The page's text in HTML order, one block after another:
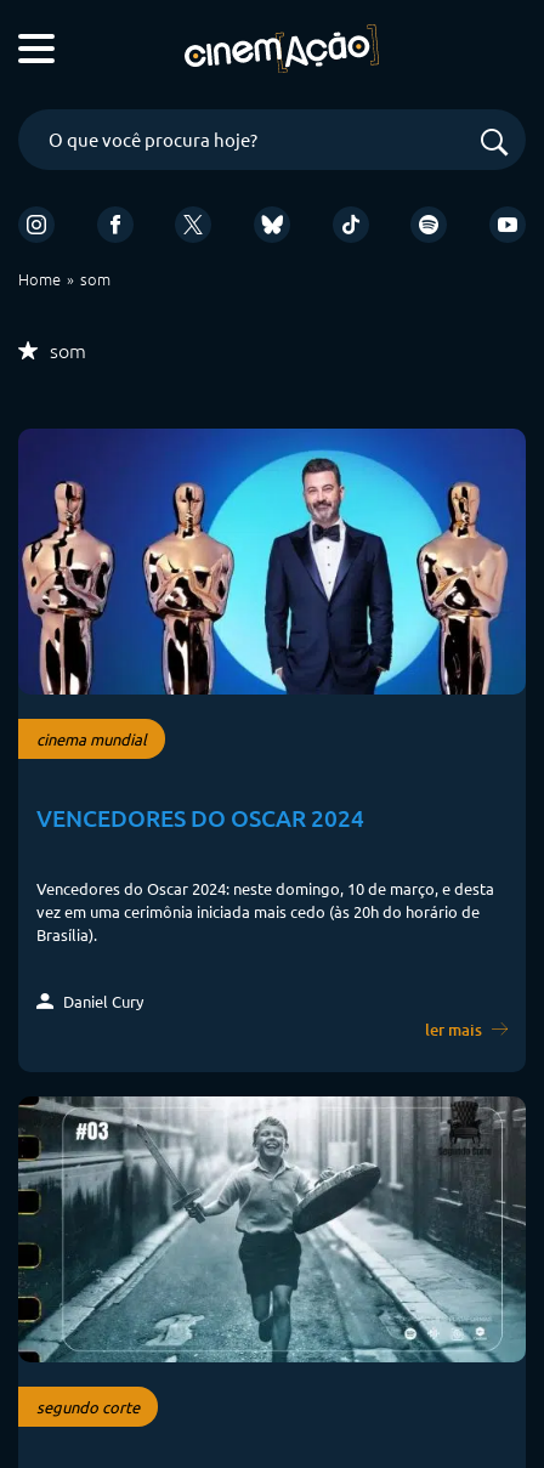
Home som
som
cinema mundial
VENCEDORES DO OSCAR 2024
Vencedores do Oscar 2024: neste domingo, 10 de março, e desta
vez em uma cerimônia iniciada mais cedo (às 20h do horário de
Brasília).
Daniel Cury
ler mais
segundo corte